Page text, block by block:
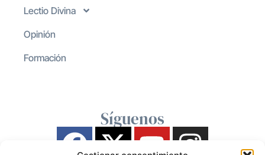
Lectio Divina
Opinión
Formación
Síguenos